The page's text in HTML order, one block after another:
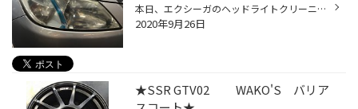
本日、エクシーガのヘッドライトクリーニング施工を行いました。 別の作業で入庫した際に、 ヘッドライトのくもりをお伝えさせて頂きましたところ、 オーナー様は諦めていたご様子でしたのでご依頼を頂きました。 ★施工前 ★施工後 ★施工前後の比較 オーナー様は非常に喜んで頂き、ご満足頂きました。
2020年9月26日
★SSR GTV02 WAKO'S バリア